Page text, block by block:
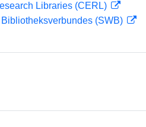
Libraries (CERL)
(SWB)